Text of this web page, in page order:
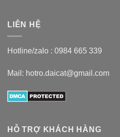
LIÊN HỆ
Hotline/zalo : 0984 665 339
Mail: hotro.daicat@gmail.com
HỖ TRỢ KHÁCH HÀNG